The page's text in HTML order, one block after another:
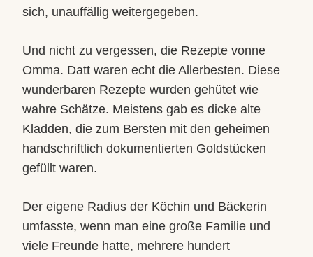
sich, unauffällig weitergegeben.
Und nicht zu vergessen, die Rezepte vonne
Omma. Datt waren echt die Allerbesten. Diese
wunderbaren Rezepte wurden gehütet wie
wahre Schätze. Meistens gab es dicke alte
Kladden, die zum Bersten mit den geheimen
handschriftlich dokumentierten Goldstücken
gefüllt waren.
Der eigene Radius der Köchin und Bäckerin
umfasste, wenn man eine große Familie und
viele Freunde hatte, mehrere hundert